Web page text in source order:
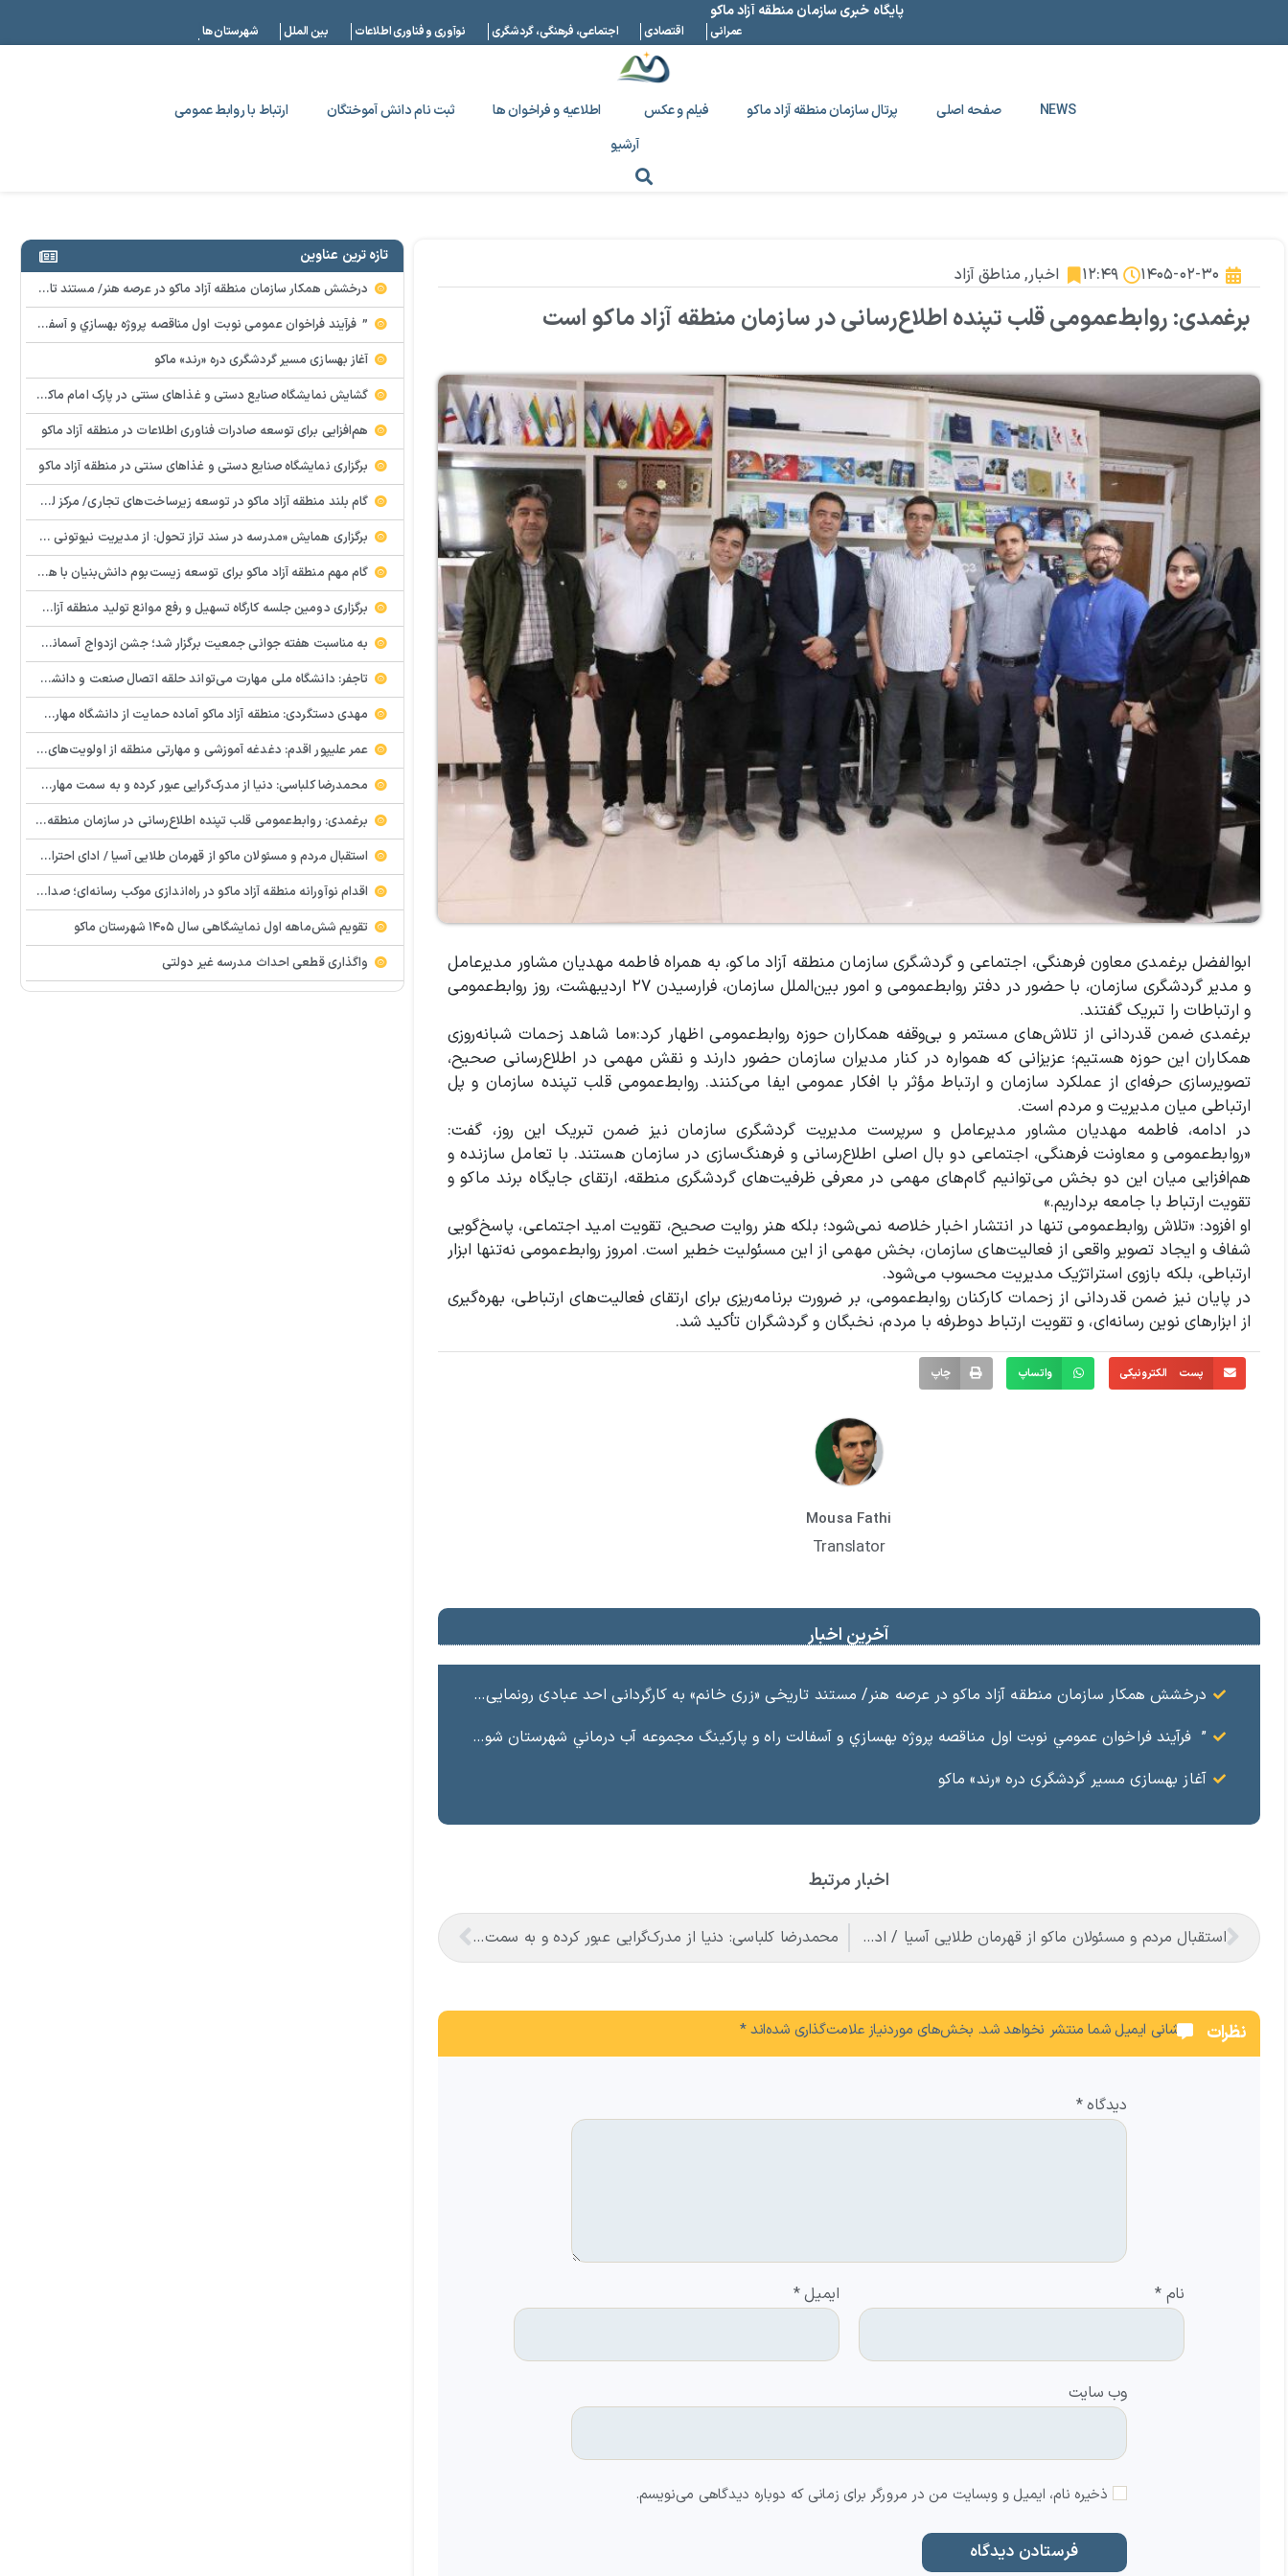
پایگاه خبری سازمان منطقه آزاد ماکو
عمرانی اقتصادی اجتماعی، فرهنگی، گردشگری نوآوری و فناوری اطلاعات بین الملل شهرستان ها
NEWS صفحه اصلی پرتال سازمان منطقه آزاد ماکو فیلم و عکس اطلاعیه و فراخوان ها ثبت نام دانش آموختگان
ارتباط با روابط عمومی
آرشیو
۱۴۰۵-۰۲-۳۰ ۱۲:۴۹ اخبار, مناطق آزاد
برغمدی: روابط‌عمومی قلب تپنده اطلاع‌رسانی در سازمان منطقه آزاد ماکو است
ابوالفضل برغمدی معاون فرهنگی، اجتماعی و گردشگری سازمان منطقه آزاد ماکو، به همراه فاطمه مهدیان مشاور مدیرعامل
و مدیر گردشگری سازمان، با حضور در دفتر روابط‌عمومی و امور بین‌الملل سازمان، فرارسیدن ۲۷ اردیبهشت، روز روابط‌عمومی
و ارتباطات را تبریک گفتند.
برغمدی ضمن قدردانی از تلاش‌های مستمر و بی‌وقفه همکاران حوزه روابط‌عمومی اظهار کرد:«ما شاهد زحمات شبانه‌روزی
همکاران این حوزه هستیم؛ عزیزانی که همواره در کنار مدیران سازمان حضور دارند و نقش مهمی در اطلاع‌رسانی صحیح،
تصویرسازی حرفه‌ای از عملکرد سازمان و ارتباط مؤثر با افکار عمومی ایفا می‌کنند. روابط‌عمومی قلب تپنده سازمان و پل
ارتباطی میان مدیریت و مردم است.
در ادامه، فاطمه مهدیان مشاور مدیرعامل و سرپرست مدیریت گردشگری سازمان نیز ضمن تبریک این روز، گفت:
«روابط‌عمومی و معاونت فرهنگی، اجتماعی دو بال اصلی اطلاع‌رسانی و فرهنگ‌سازی در سازمان هستند. با تعامل سازنده و
هم‌افزایی میان این دو بخش می‌توانیم گام‌های مهمی در معرفی ظرفیت‌های گردشگری منطقه، ارتقای جایگاه برند ماکو و
تقویت ارتباط با جامعه برداریم.»
او افزود: «تلاش روابط‌عمومی تنها در انتشار اخبار خلاصه نمی‌شود؛ بلکه هنر روایت صحیح، تقویت امید اجتماعی، پاسخ‌گویی
شفاف و ایجاد تصویر واقعی از فعالیت‌های سازمان، بخش مهمی از این مسئولیت خطیر است. امروز روابط‌عمومی نه‌تنها ابزار
ارتباطی، بلکه بازوی استراتژیک مدیریت محسوب می‌شود.
در پایان نیز ضمن قدردانی از زحمات کارکنان روابط‌عمومی، بر ضرورت برنامه‌ریزی برای ارتقای فعالیت‌های ارتباطی، بهره‌گیری
از ابزارهای نوین رسانه‌ای، و تقویت ارتباط دوطرفه با مردم، نخبگان و گردشگران تأکید شد.
پست الکترونیکی واتساپ چاپ
Mousa Fathi
Translator
آخرین اخبار
درخشش همکار سازمان منطقه آزاد ماکو در عرصه هنر/ مستند تاریخی «زری خانم» به کارگردانی احد عبادی رونمایی شد
” فرآيند فراخوان عمومي نوبت اول مناقصه پروژه بهسازي و آسفالت راه و پاركينگ مجموعه آب درماني شهرستان شوط منطقه آزاد ماكو “
آغاز بهسازی مسیر گردشگری دره «رند» ماکو
اخبار مرتبط
استقبال مردم و مسئولان ماکو از قهرمان طلایی آسیا / ادای احترام ابوالفضل پیشه‌ور به شهدای گمنام محمدرضا کلباسی: دنیا از مدرک‌گرایی عبور کرده و به سمت مهارت حرکت می‌کند
نظرات نشانی ایمیل شما منتشر نخواهد شد. بخش‌های موردنیاز علامت‌گذاری شده‌اند*
دیدگاه*
نام* ایمیل*
وب‌ سایت
ذخیره نام، ایمیل و وبسایت من در مرورگر برای زمانی که دوباره دیدگاهی می‌نویسم.
تازه ترین عناوین
درخشش همکار سازمان منطقه آزاد ماکو در عرصه هنر/ مستند تاریخی «زری خانم» به کارگردانی احد عبادی رونمایی شد
” فرآيند فراخوان عمومي نوبت اول مناقصه پروژه بهسازي و آسفالت راه و پاركينگ مجموعه آب درماني شهرستان شوط منطقه آزاد ماكو “
آغاز بهسازی مسیر گردشگری دره «رند» ماکو
گشایش نمایشگاه صنایع دستی و غذاهای سنتی در پارک امام ماکو با محوریت توانمندسازی زنان
هم‌افزایی برای توسعه صادرات فناوری اطلاعات در منطقه آزاد ماکو
برگزاری نمایشگاه صنایع دستی و غذاهای سنتی در منطقه آزاد ماکو
گام بلند منطقه آزاد ماکو در توسعه زیرساخت‌های تجاری/ مرکز لجستیک مرزی بازرگان تصویب شد
️برگزاری همایش «مدرسه در سند تراز تحول: از مدیریت نیوتونی به رهبری کوانتومی» با مشارکت سازمان منطقه آزاد ماکو
گام مهم منطقه آزاد ماکو برای توسعه زیست‌بوم دانش‌بنیان با همکاری مرکز نوآوری و شتابدهنده‌های استارتاپ
برگزاری دومین جلسه کارگاه تسهیل و رفع موانع تولید منطقه آزاد ماکو
به مناسبت هفته جوانی جمعیت برگزار شد؛ جشن ازدواج آسمانی و ازدواج آسان در شهرستان پلدشت
تاجفر: دانشگاه ملی مهارت می‌تواند حلقه اتصال صنعت و دانشگاه باشد
مهدی دستگردی: منطقه آزاد ماکو آماده حمایت از دانشگاه مهارت‌محور است
عمر علیپور اقدم: دغدغه آموزشی و مهارتی منطقه از اولویت‌های اصلی ماست
محمدرضا کلباسی: دنیا از مدرک‌گرایی عبور کرده و به سمت مهارت حرکت می‌کند
برغمدی: روابط‌عمومی قلب تپنده اطلاع‌رسانی در سازمان منطقه آزاد ماکو است
استقبال مردم و مسئولان ماکو از قهرمان طلایی آسیا / ادای احترام ابوالفضل پیشه‌ور به شهدای گمنام
اقدام نوآورانه منطقه آزاد ماکو در راه‌اندازی موکب رسانه‌ای؛ صدای مردم از دل تجمعات طنین‌انداز شد
تقویم شش‌ماهه اول نمایشگاهی سال ۱۴۰۵ شهرستان ماکو
واگذاری قطعی احداث مدرسه غیر دولتی